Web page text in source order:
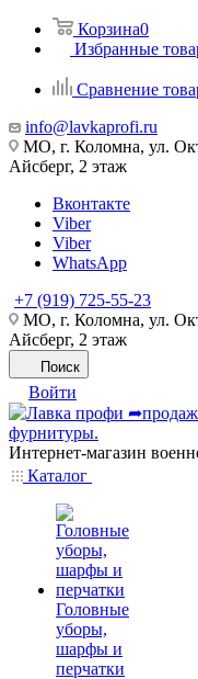
Корзина0
Избранные
Сравнение
info@lavkaprofi.ru
МО, г. Коломна, ул.
Айсберг, 2 этаж
Вконтакте
Viber
Viber
WhatsApp
+7 (919) 725-55-23
МО, г. Коломна, ул.
Айсберг, 2 этаж
Поиск
Войти
Интернет-магазин
Каталог
Головные
уборы,
шарфы и
перчатки